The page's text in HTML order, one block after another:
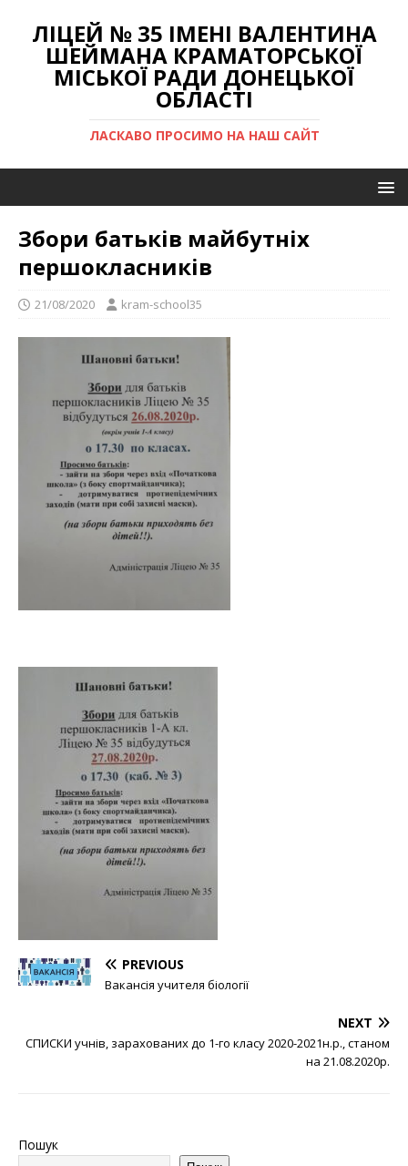
ЛІЦЕЙ № 35 ІМЕНІ ВАЛЕНТИНА
ШЕЙМАНА КРАМАТОРСЬКОЇ
МІСЬКОЇ РАДИ ДОНЕЦЬКОЇ
ОБЛАСТІ
ЛАСКАВО ПРОСИМО НА НАШ САЙТ
Збори батьків майбутніх
першокласників
21/08/2020 kram-school35
PREVIOUS
Вакансія учителя біології
NEXT
СПИСКИ учнів, зарахованих до 1-го класу 2020-2021н.р., станом
на 21.08.2020р.
Пошук